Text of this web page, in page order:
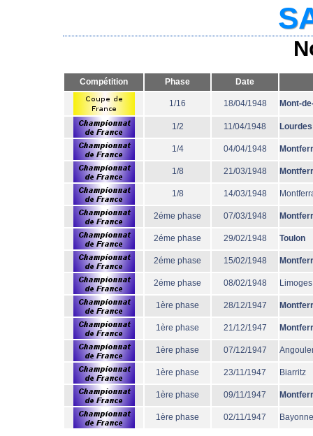
Compétition Phase Date
1/16 18/04/1948 Mont-
1/2 11/04/1948 Lourdes
1/4 04/04/1948
1/8 21/03/1948
1/8 14/03/1948
2éme phase 07/03/1948
2éme phase 29/02/1948 Toulon
2éme phase 15/02/1948
2éme phase 08/02/1948 Limoges
1ère phase 28/12/1947
1ère phase 21/12/1947
1ère phase 07/12/1947
1ère phase 23/11/1947 Biarritz
1ère phase 09/11/1947
1ère phase 02/11/1947 Bayonne